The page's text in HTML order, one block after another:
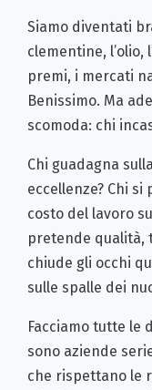
Siamo diventati
clementine,
premi, i mercati
Benissimo. Ma
scomoda: chi
Chi guadagna
eccellenze? Chi
costo del lavoro
pretende qualità,
chiude gli occhi
sulle spalle dei
Facciamo tutte le
sono aziende
che rispettano le